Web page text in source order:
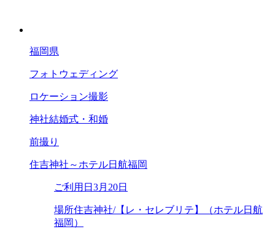
福岡県
フォトウェディング
ロケーション撮影
神社結婚式・和婚
前撮り
住吉神社～ホテル日航福岡
ご利用日 3月20日
場所住吉神社/【レ・セレブリテ】（ホテル日航
福岡）